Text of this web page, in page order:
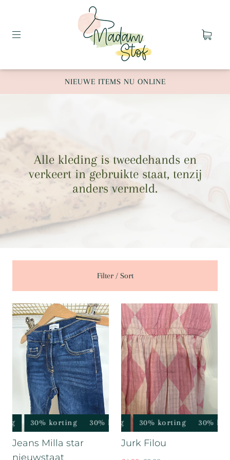
NIEUWE ITEMS NU ONLINE
Alle kleding is tweedehands en
verkeert in gebruikte staat, tenzij
anders vermeld.
Filter / Sort
30% korting 30% korting 30% korting 30%
Jeans Milla star
nieuwstaat
30% korting 30% korting 30%
Jurk Filou